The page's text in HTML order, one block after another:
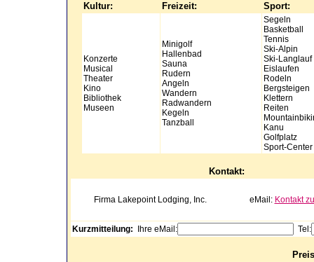
Kultur: Freizeit: Sport:
Konzerte
Musical
Theater
Kino
Bibliothek
Museen
Minigolf
Hallenbad
Sauna
Rudern
Angeln
Wandern
Radwandern
Kegeln
Tanzball
Segeln
Basketball
Tennis
Ski-Alpin
Ski-Langlauf
Eislaufen
Rodeln
Bergsteigen
Klettern
Reiten
Kanu
Golfplatz
Sport-Center
Kontakt:
Firma Lakepoint Lodging, Inc. eMail: Kontakt
Kurzmitteilung: Ihre eMail: Tel: